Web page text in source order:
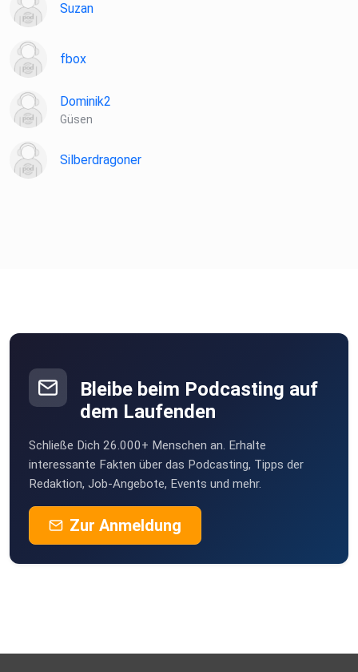
Suzan
fbox
Dominik2
Güsen
Silberdragoner
Bleibe beim Podcasting auf
dem Laufenden
Schließe Dich 26.000+ Menschen an. Erhalte
interessante Fakten über das Podcasting, Tipps der
Redaktion, Job-Angebote, Events und mehr.
Zur Anmeldung